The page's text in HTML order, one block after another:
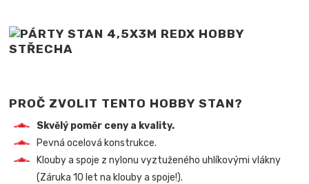
PROČ ZVOLIT TENTO HOBBY STAN?
Skvělý poměr ceny a kvality.
Pevná ocelová konstrukce.
Klouby a spoje z nylonu vyztuženého uhlíkovými vlákny
(Záruka 10 let na klouby a spoje!).